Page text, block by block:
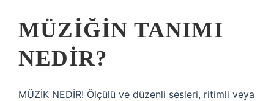
MÜZIĞIN TANIMI
NEDIR?
MÜZİK NEDİR! Ölçülü ve düzenli sesleri, ritimli veya